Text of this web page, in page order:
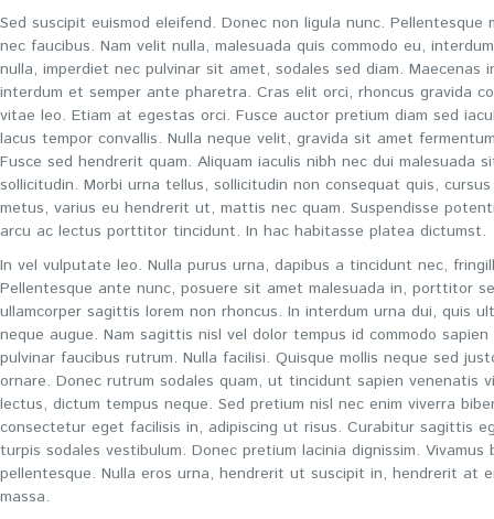
Sed suscipit euismod eleifend. Donec non ligula nunc. Pellentesque
nec faucibus. Nam velit nulla, malesuada quis commodo eu,
nulla, imperdiet nec pulvinar sit amet, sodales sed diam. Maecenas
interdum et semper ante pharetra. Cras elit orci, rhoncus gravida
vitae leo. Etiam at egestas orci. Fusce auctor pretium diam sed
lacus tempor convallis. Nulla neque velit, gravida sit amet
Fusce sed hendrerit quam. Aliquam iaculis nibh nec dui malesuada
sollicitudin. Morbi urna tellus, sollicitudin non consequat quis,
metus, varius eu hendrerit ut, mattis nec quam. Suspendisse
arcu ac lectus porttitor tincidunt. In hac habitasse platea dictumst.
In vel vulputate leo. Nulla purus urna, dapibus a tincidunt nec,
Pellentesque ante nunc, posuere sit amet malesuada in, porttitor
ullamcorper sagittis lorem non rhoncus. In interdum urna dui, quis
neque augue. Nam sagittis nisl vel dolor tempus id commodo sapien
pulvinar faucibus rutrum. Nulla facilisi. Quisque mollis neque sed
ornare. Donec rutrum sodales quam, ut tincidunt sapien venenatis
lectus, dictum tempus neque. Sed pretium nisl nec enim viverra
consectetur eget facilisis in, adipiscing ut risus. Curabitur sagittis
turpis sodales vestibulum. Donec pretium lacinia dignissim. Vivamus
pellentesque. Nulla eros urna, hendrerit ut suscipit in, hendrerit at
massa.